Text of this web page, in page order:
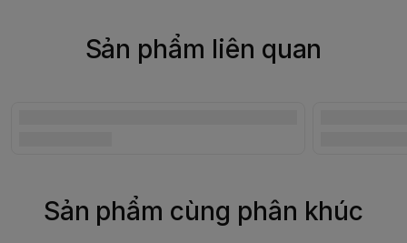
Sản phẩm liên quan
Sản phẩm cùng phân khúc